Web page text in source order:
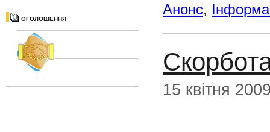
ОГОЛОШЕННЯ
Анонс,
15 квітня